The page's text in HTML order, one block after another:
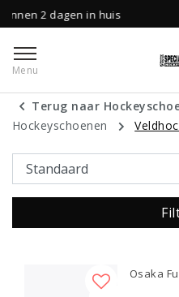
Menu
Terug naar
Hockeyschoenen
Osaka